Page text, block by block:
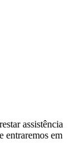
assistência
entraremos em